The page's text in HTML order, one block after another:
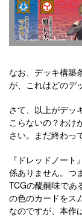
なお、デッキ構築
が、これはどのデ
さて、以上がデッ
こらないの？わけ
さい。まだ終わっ
『ドレッドノー
係ありません。つ
TCGの醍醐味であ
の色のカードをス
なのですが、本作